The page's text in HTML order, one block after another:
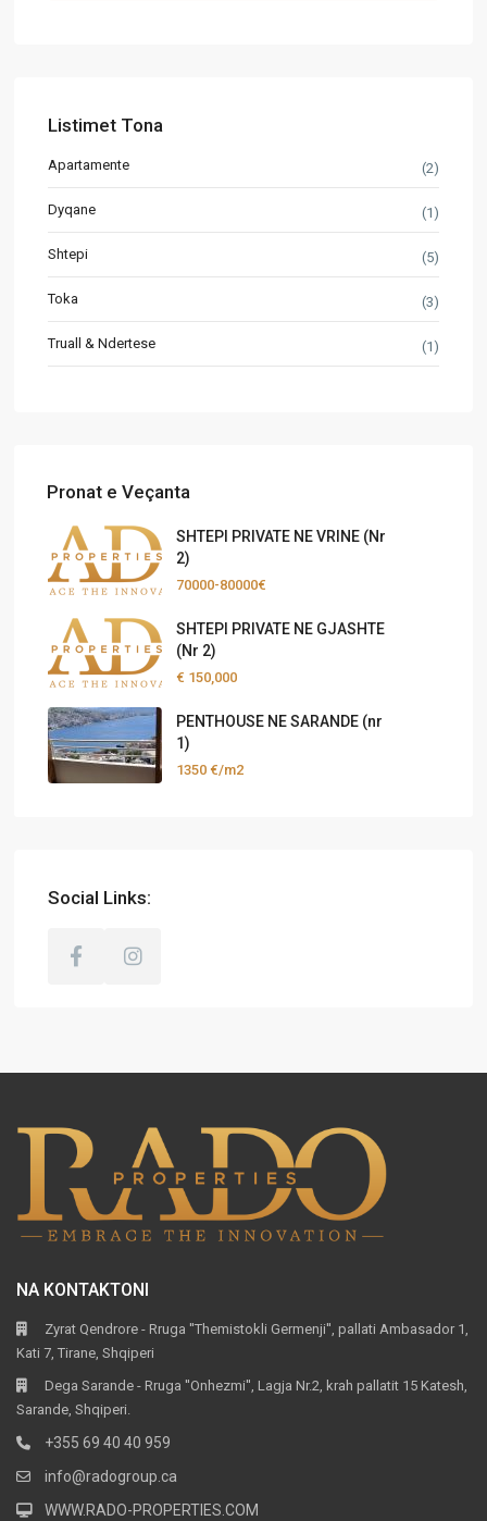
Listimet Tona
Apartamente (2)
Dyqane (1)
Shtepi (5)
Toka (3)
Truall & Ndertese (1)
Pronat e Veçanta
SHTEPI PRIVATE NE VRINE (Nr
2)
70000-80000€
SHTEPI PRIVATE NE GJASHTE
(Nr 2)
€ 150,000
PENTHOUSE NE SARANDE (nr
1)
1350 €/m2
Social Links:
NA KONTAKTONI
Zyrat Qendrore - Rruga ''Themistokli Germenji'', pallati Ambasador 1,
Kati 7, Tirane, Shqiperi
Dega Sarande - Rruga ''Onhezmi'', Lagja Nr.2, krah pallatit 15 Katesh,
Sarande, Shqiperi.
+355 69 40 40 959
info@radogroup.ca
WWW.RADO-PROPERTIES.COM